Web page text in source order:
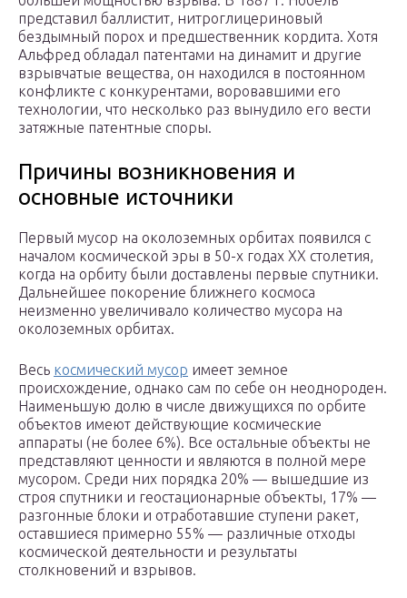
представил баллистит, нитроглицериновый
бездымный порох и предшественник кордита. Хотя
Альфред обладал патентами на динамит и другие
взрывчатые вещества, он находился в постоянном
конфликте с конкурентами, воровавшими его
технологии, что несколько раз вынудило его вести
затяжные патентные споры.
Причины возникновения и
основные источники
Первый мусор на околоземных орбитах появился с
началом космической эры в 50-х годах XX столетия,
когда на орбиту были доставлены первые спутники.
Дальнейшее покорение ближнего космоса
неизменно увеличивало количество мусора на
околоземных орбитах.
Весь космический мусор имеет земное
происхождение, однако сам по себе он неоднороден.
Наименьшую долю в числе движущихся по орбите
объектов имеют действующие космические
аппараты (не более 6%). Все остальные объекты не
представляют ценности и являются в полной мере
мусором. Среди них порядка 20% — вышедшие из
строя спутники и геостационарные объекты, 17% —
разгонные блоки и отработавшие ступени ракет,
оставшиеся примерно 55% — различные отходы
космической деятельности и результаты
столкновений и взрывов.